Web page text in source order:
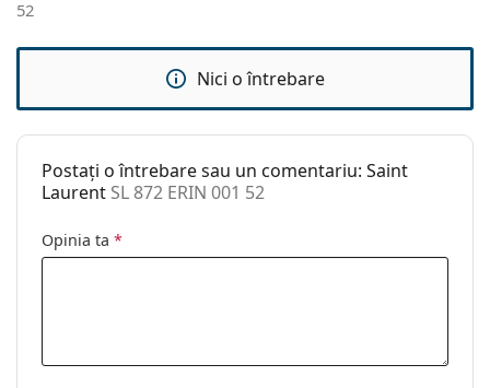
Ochelari de soare
Brand:
Saint Laurent
Cod:
SL 872 ERIN 001 52
dioptrii:
52
Nici o întrebare
Postați o întrebare sau un comentariu: Saint
Laurent SL 872 ERIN 001 52
Opinia ta *